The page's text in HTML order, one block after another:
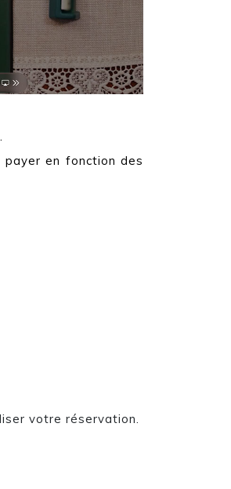
payeren fonction des
votre réservation.